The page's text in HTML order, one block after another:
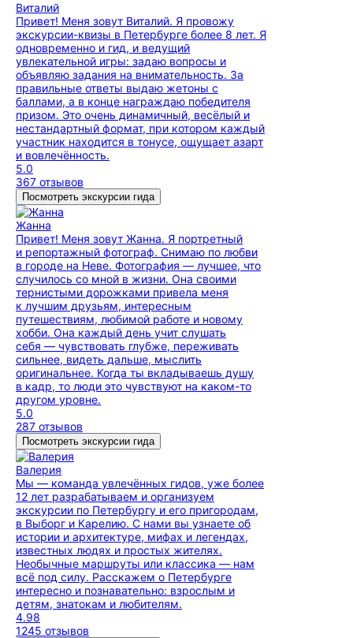
Виталий
Привет! Меня зовут Виталий. Я провожу
экскурсии-квизы в Петербурге более 8 лет. Я
одновременно и гид, и ведущий
увлекательной игры: задаю вопросы и
объявляю задания на внимательность. За
правильные ответы выдаю жетоны с
баллами, а в конце награждаю победителя
призом. Это очень динамичный, весёлый и
нестандартный формат, при котором каждый
участник находится в тонусе, ощущает азарт
и вовлечённость.
5.0
367 отзывов
Посмотреть экскурсии гида
Жанна
Привет! Меня зовут Жанна. Я портретный
и репортажный фотограф. Снимаю по любви
в городе на Неве. Фотография — лучшее, что
случилось со мной в жизни. Она своими
тернистыми дорожками привела меня
к лучшим друзьям, интересным
путешествиям, любимой работе и новому
хобби. Она каждый день учит слушать
себя — чувствовать глубже, переживать
сильнее, видеть дальше, мыслить
оригинальнее. Когда ты вкладываешь душу
в кадр, то люди это чувствуют на каком-то
другом уровне.
5.0
287 отзывов
Посмотреть экскурсии гида
Валерия
Мы — команда увлечённых гидов, уже более
12 лет разрабатываем и организуем
экскурсии по Петербургу и его пригородам,
в Выборг и Карелию. С нами вы узнаете об
истории и архитектуре, мифах и легендах,
известных людях и простых жителях.
Необычные маршруты или классика — нам
всё под силу. Расскажем о Петербурге
интересно и познавательно: взрослым и
детям, знатокам и любителям.
4.98
1245 отзывов